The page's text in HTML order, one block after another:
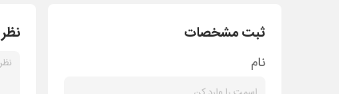
ثبت مشخصات
نام
نظر